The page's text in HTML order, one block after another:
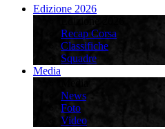
Edizione 2026
Recap Corsa
Classifiche
Squadre
Media
News
Foto
Video